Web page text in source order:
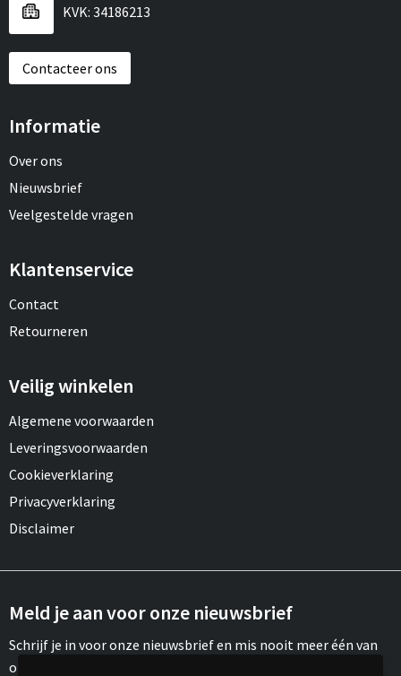
KVK: 34186213
Contacteer ons
Informatie
Over ons
Nieuwsbrief
Veelgestelde vragen
Klantenservice
Contact
Retourneren
Veilig winkelen
Algemene voorwaarden
Leveringsvoorwaarden
Cookieverklaring
Privacyverklaring
Disclaimer
Meld je aan voor onze nieuwsbrief
Schrijf je in voor onze nieuwsbrief en mis nooit meer één van
onze leuke aanbiedingen of updates.